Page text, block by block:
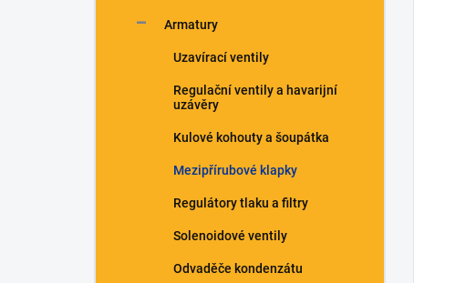
Armatury
Uzavírací ventily
Regulační ventily a havarijní
uzávěry
Kulové kohouty a šoupátka
Mezipřírubové klapky
Regulátory tlaku a filtry
Solenoidové ventily
Odvaděče kondenzátu